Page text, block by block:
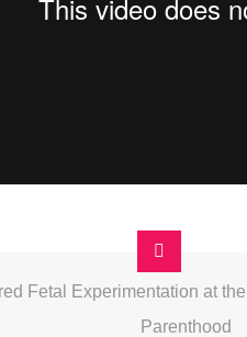
Fetal Experimentation at
Parenthood